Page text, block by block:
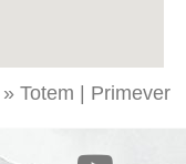
» Totem | Primever